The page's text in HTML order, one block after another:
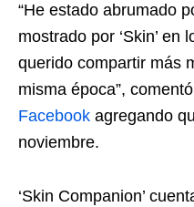
“He estado abrumado
mostrado por ‘Skin’ en
querido compartir más
misma época”,
Facebook agregando
noviembre.
‘Skin Companion’